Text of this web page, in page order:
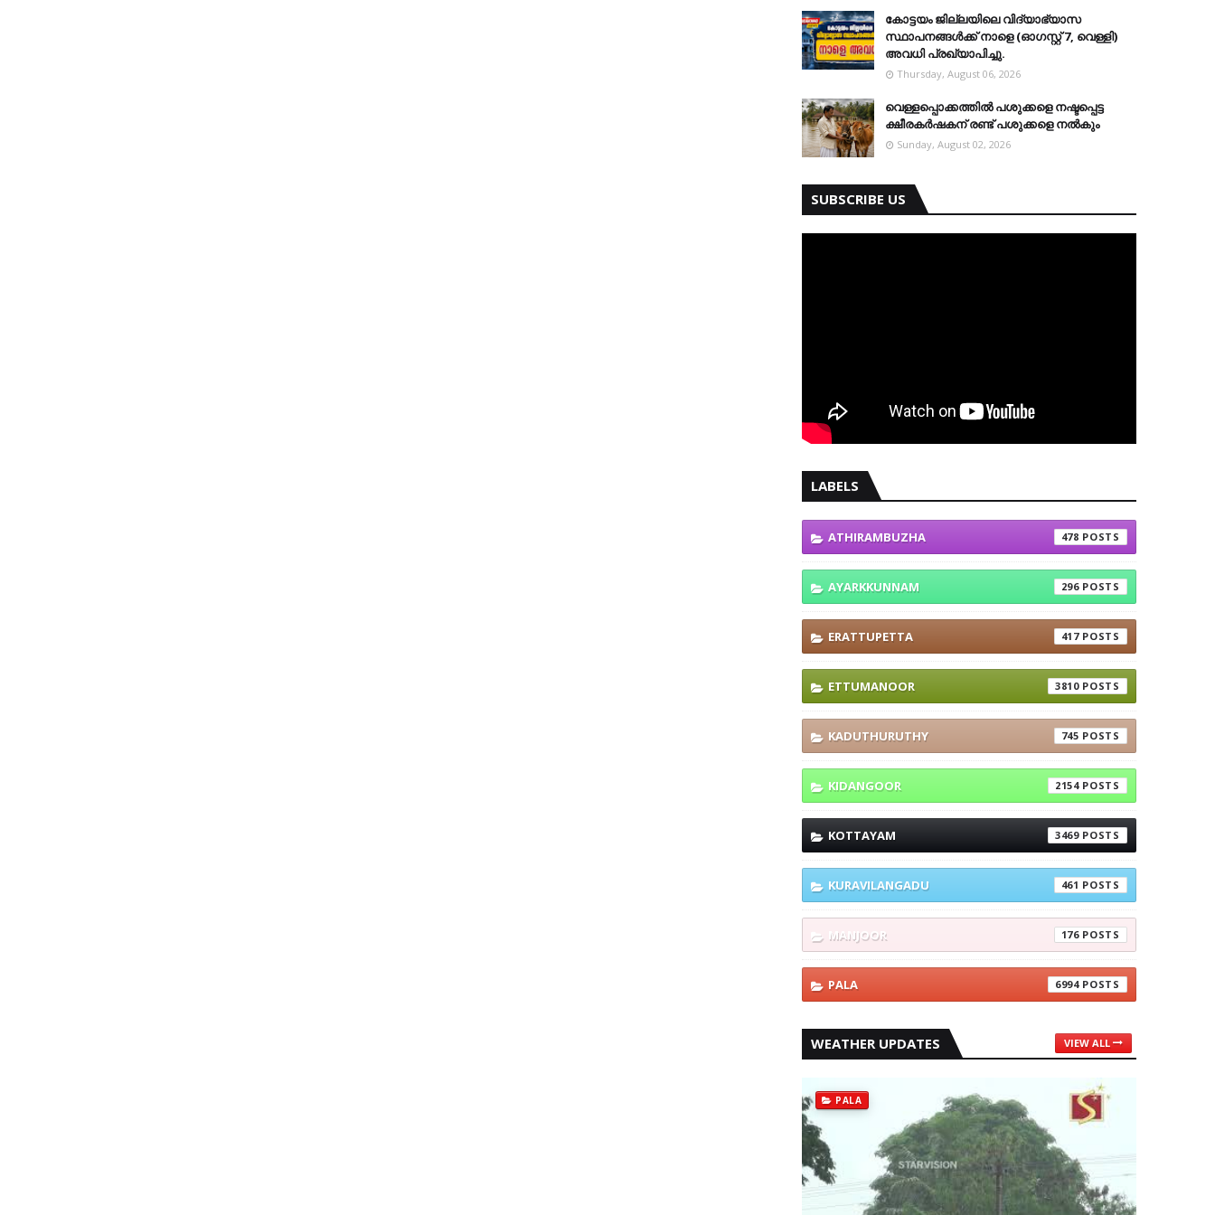
കോട്ടയം ജില്ലയിലെ വിദ്യാഭ്യാസ
സ്ഥാപനങ്ങള്‍ക്ക് നാളെ (ഓഗസ്റ്റ് 7, വെള്ളി)
അവധി പ്രഖ്യാപിച്ചു.
Thursday, August 06, 2026
വെള്ളപ്പൊക്കത്തില്‍ പശുക്കളെ നഷ്ടപ്പെട്ട
ക്ഷീരകര്‍ഷകന് രണ്ട് പശുക്കളെ നല്‍കും
Sunday, August 02, 2026
SUBSCRIBE US
LABELS
ATHIRAMBUZHA 478
AYARKKUNNAM 296
ERATTUPETTA 417
ETTUMANOOR 3810
KADUTHURUTHY 745
KIDANGOOR 2154
KOTTAYAM 3469
KURAVILANGADU 461
MANJOOR 176
PALA 6994
WEATHER UPDATES VIEW ALL
PALA